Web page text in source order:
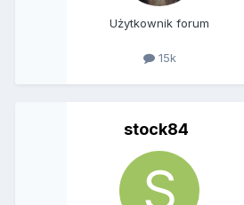
Użytkownik forum
15k
stock84